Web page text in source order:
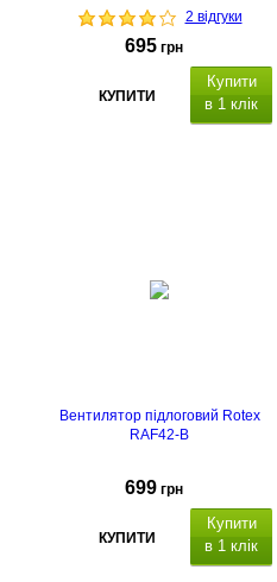
2 відгуки
695 грн
КУПИТИ
Купити
в 1 клік
Вентилятор підлоговий Rotex
RAF42-B
699 грн
КУПИТИ
Купити
в 1 клік